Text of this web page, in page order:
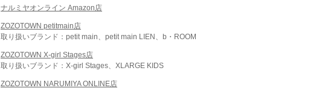
ナルミヤオンライン Amazon店
ZOZOTOWN petitmain店
取り扱いブランド：petit main、petit main LIEN、b・ROOM
ZOZOTOWN X-girl Stages店
取り扱いブランド：X-girl Stages、XLARGE KIDS
ZOZOTOWN NARUMIYA ONLINE店